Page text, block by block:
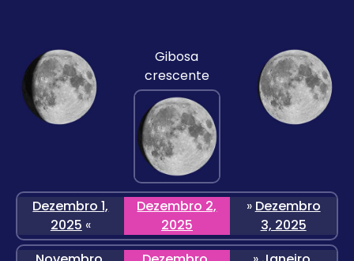
Gibosa
crescente
Dezembro 1,
2025 «
Dezembro 2,
2025
» Dezembro
3, 2025